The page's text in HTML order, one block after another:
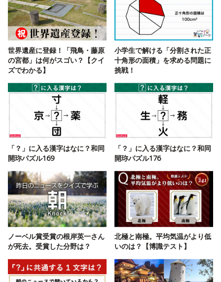
世界遺産に登録！「飛鳥・藤原
の宮都」は何がスゴい？【クイ
ズでわかる】
小学生で解ける「分割された正
十角形の面積」を求める問題に
挑戦！
「？」に入る漢字はなに？和同
開珎パズル169
「？」に入る漢字はなに？和同
開珎パズル176
ノーベル賞受賞の根岸英一さん
が死去。受賞した分野は？
北極と南極。平均気温がより低
いのは？【博識テスト】